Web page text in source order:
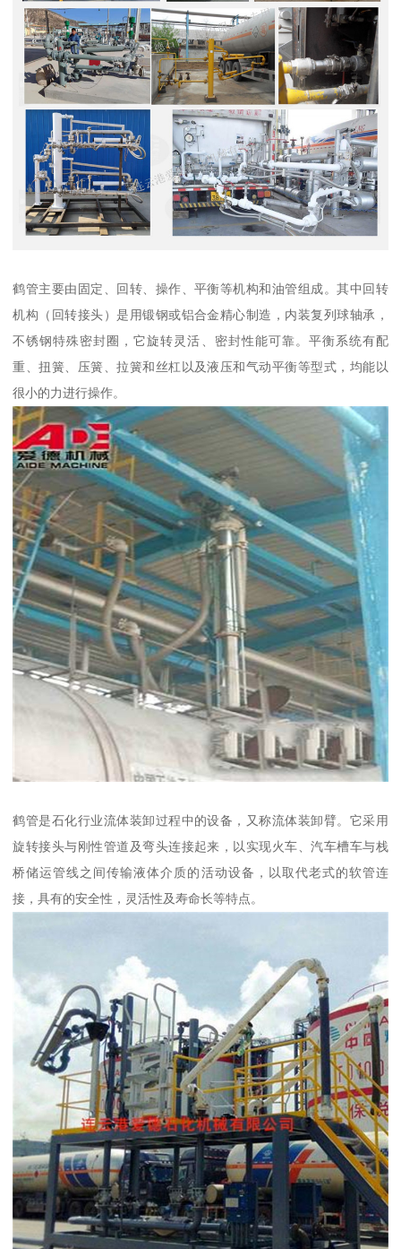
鹤管主要由固定、回转、操作、平衡等机构和油管组成。其中回转
机构（回转接头）是用锻钢或铝合金精心制造，内装复列球轴承，
不锈钢特殊密封圈，它旋转灵活、密封性能可靠。平衡系统有配
重、扭簧、压簧、拉簧和丝杠以及液压和气动平衡等型式，均能以
很小的力进行操作。
鹤管是石化行业流体装卸过程中的设备，又称流体装卸臂。它采用
旋转接头与刚性管道及弯头连接起来，以实现火车、汽车槽车与栈
桥储运管线之间传输液体介质的活动设备，以取代老式的软管连
接，具有的安全性，灵活性及寿命长等特点。